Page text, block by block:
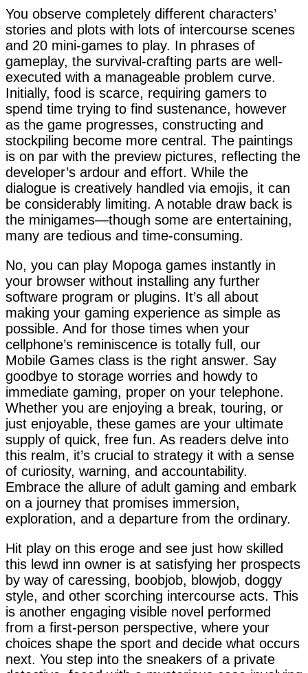
You observe completely different characters’
stories and plots with lots of intercourse scenes
and 20 mini-games to play. In phrases of
gameplay, the survival-crafting parts are well-
executed with a manageable problem curve.
Initially, food is scarce, requiring gamers to
spend time trying to find sustenance, however
as the game progresses, constructing and
stockpiling become more central. The paintings
is on par with the preview pictures, reflecting the
developer’s ardour and effort. While the
dialogue is creatively handled via emojis, it can
be considerably limiting. A notable draw back is
the minigames—though some are entertaining,
many are tedious and time-consuming.
No, you can play Mopoga games instantly in
your browser without installing any further
software program or plugins. It’s all about
making your gaming experience as simple as
possible. And for those times when your
cellphone’s reminiscence is totally full, our
Mobile Games class is the right answer. Say
goodbye to storage worries and howdy to
immediate gaming, proper on your telephone.
Whether you are enjoying a break, touring, or
just enjoyable, these games are your ultimate
supply of quick, free fun. As readers delve into
this realm, it’s crucial to strategy it with a sense
of curiosity, warning, and accountability.
Embrace the allure of adult gaming and embark
on a journey that promises immersion,
exploration, and a departure from the ordinary.
Hit play on this eroge and see just how skilled
this lewd inn owner is at satisfying her prospects
by way of caressing, boobjob, blowjob, doggy
style, and other scorching intercourse acts. This
is another engaging visible novel performed
from a first-person perspective, where your
choices shape the sport and decide what occurs
next. You step into the sneakers of a private